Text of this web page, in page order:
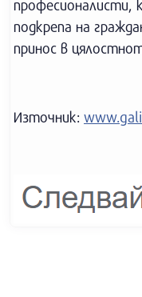
професионалисти,
подкрепа на
принос в
Източник: